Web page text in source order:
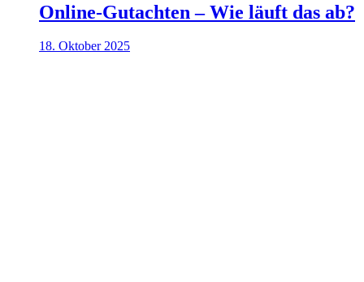
Online-Gutachten – Wie läuft das ab?
18. Oktober 2025